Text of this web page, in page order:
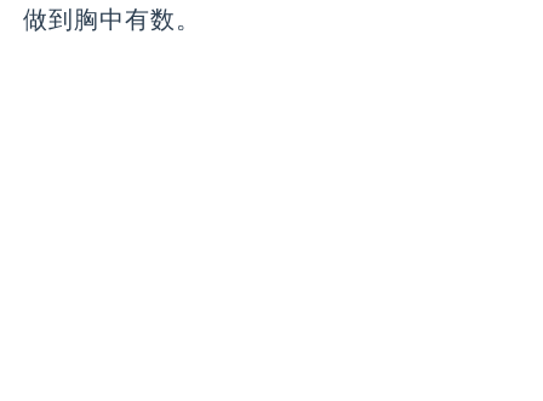
做到胸中有数。